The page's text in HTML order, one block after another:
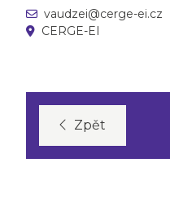
vaudzei@cerge-ei.cz
CERGE-EI
Zpět